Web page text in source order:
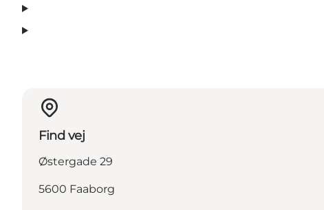
Find vej
Østergade 29
5600 Faaborg